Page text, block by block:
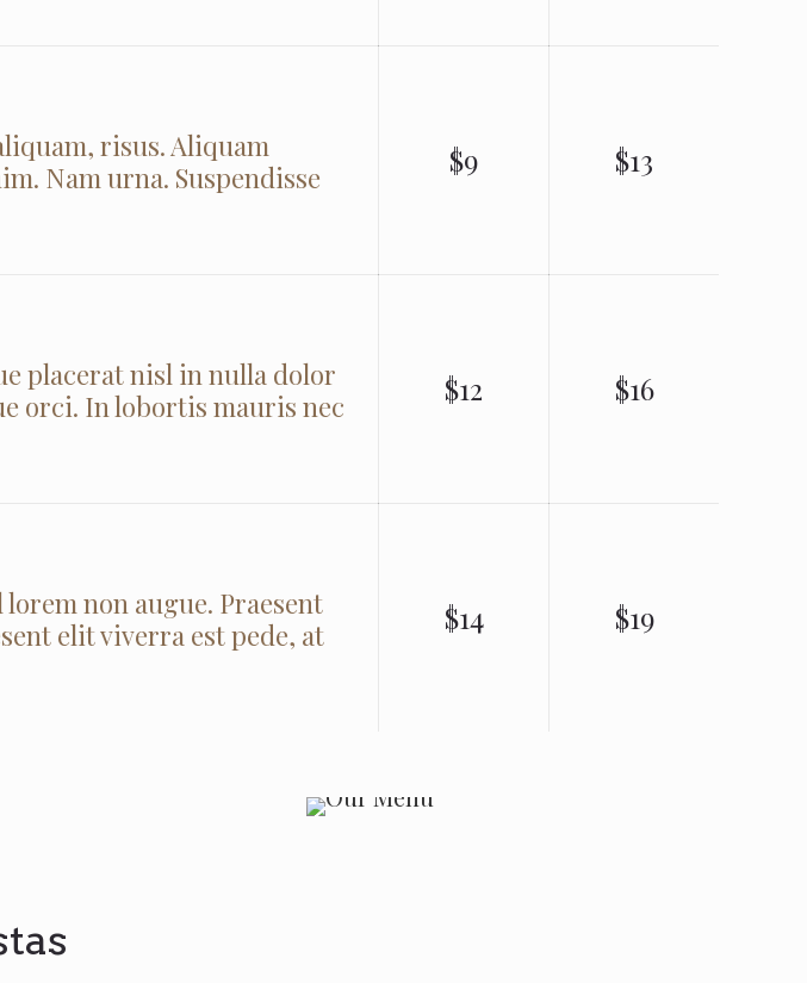
risus. Aliquam
Nam urna. Suspendisse
$9 $13
placerat nisl in nulla dolor
orci. In lobortis mauris nec
$12 $16
non augue. Praesent
elit viverra est pede, at
$14 $19